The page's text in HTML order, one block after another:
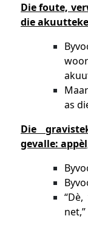
Die foute,
die
as
Die
gevalle: